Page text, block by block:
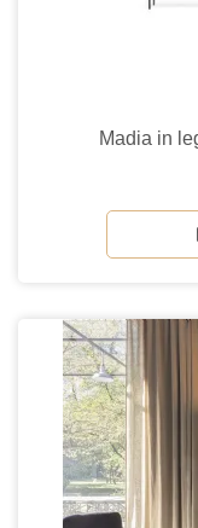
Madia in